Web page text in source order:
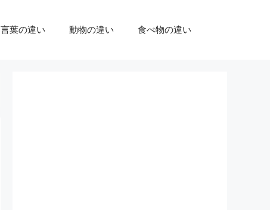
言葉の違い 動物の違い 食べ物の違い